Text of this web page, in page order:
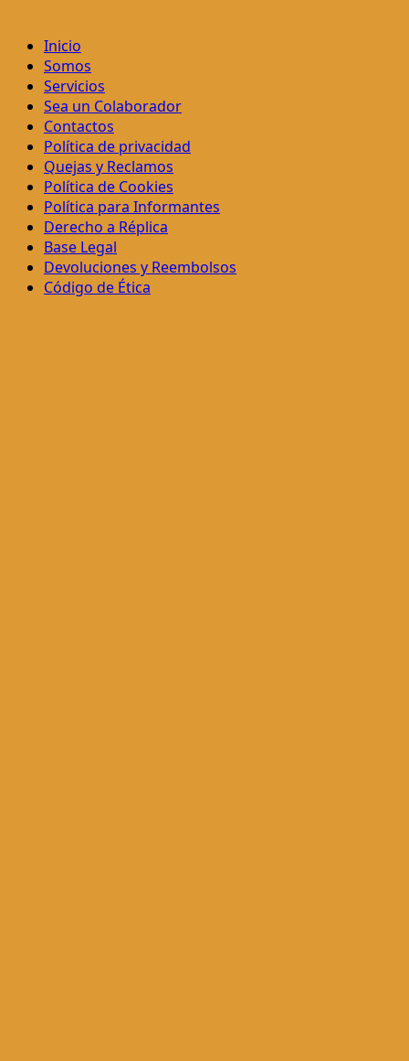
Inicio
Somos
Servicios
Sea un Colaborador
Contactos
Política de privacidad
Quejas y Reclamos
Política de Cookies
Política para Informantes
Derecho a Réplica
Base Legal
Devoluciones y Reembolsos
Código de Ética